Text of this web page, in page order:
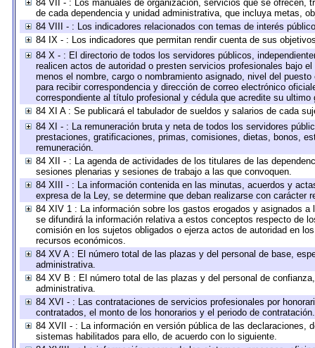
84 VII - : Los manuales de organización, servicios que se
de cada dependencia y unidad administrativa, que incluya metas,
84 VIII - : Los indicadores relacionados con temas de interés
84 IX - : Los indicadores que permitan rendir cuenta de sus
84 X - : El directorio de todos los servidores públicos,
realicen actos de autoridad o presten servicios profesionales bajo
menos el nombre, cargo o nombramiento asignado, nivel del
para recibir correspondencia y dirección de correo electrónico
correspondiente al título profesional y cédula que acredite su ultimo
84 XI A : Se publicará el tabulador de sueldos y salarios de cada
84 XI - : La remuneración bruta y neta de todos los servidores
prestaciones, gratificaciones, primas, comisiones, dietas, bonos,
remuneración.
84 XII - : La agenda de actividades de los titulares de las
sesiones plenarias y sesiones de trabajo a las que convoquen.
84 XIII - : La información contenida en las minutas, acuerdos y
expresa de la Ley, se determine que deban realizarse con carácter
84 XIV 1 : La información sobre los gastos erogados y asignados
se difundirá la información relativa a estos conceptos respecto de
comisión en los sujetos obligados o ejerza actos de autoridad en
recursos económicos.
84 XV A : El número total de las plazas y del personal de base,
administrativa.
84 XV B : El número total de las plazas y del personal de
administrativa.
84 XVI - : Las contrataciones de servicios profesionales por
contratados, el monto de los honorarios y el periodo de contratación.
84 XVII - : La información en versión pública de las
sistemas habilitados para ello, de acuerdo con lo siguiente.